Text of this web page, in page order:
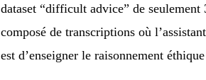
dataset “difficult advice” de
composé de transcriptions où
est d’enseigner le raisonnement